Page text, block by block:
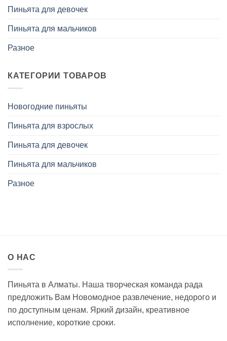
Пиньята для девочек
Пиньята для мальчиков
Разное
КАТЕГОРИИ ТОВАРОВ
Новогодние пиньяты
Пиньята для взрослых
Пиньята для девочек
Пиньята для мальчиков
Разное
О НАС
Пиньята в Алматы. Наша творческая команда рада
предложить Вам Новомодное развлечение, недорого и
по доступным ценам. Яркий дизайн, креативное
исполнение, короткие сроки.